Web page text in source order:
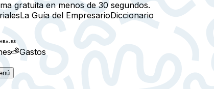
gratuita en menos de 30 segundos.
La Guía del EmpresarioDiccionario
Gastos